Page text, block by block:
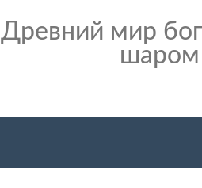
Древний мир
шаром